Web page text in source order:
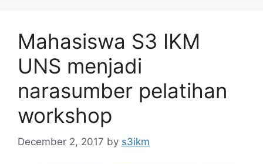
Mahasiswa S3 IKM
UNS menjadi
narasumber pelatihan
workshop
December 2, 2017 by s3ikm